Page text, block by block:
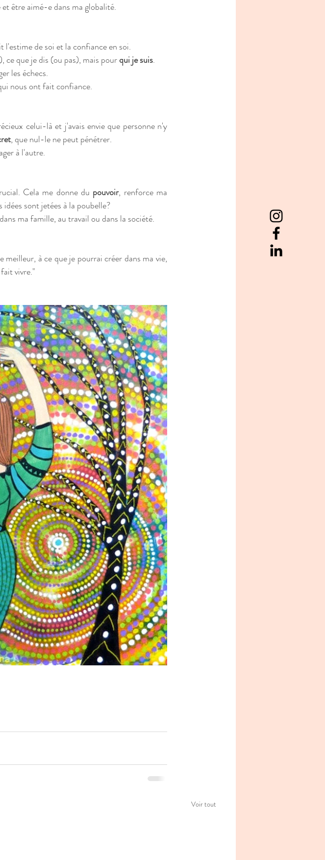
être aimé-e dans ma globalité.
l'estime de soi et la confiance en soi.
ce que je dis (ou pas), mais pour qui je suis.
les échecs.
nous ont fait confiance.
celui-là et j'avais envie que personne n'y
, que nul-le ne peut pénétrer.
à l'autre.
Cela me donne du pouvoir, renforce ma
sont jetées à la poubelle?
ma famille, au travail ou dans la société.
à ce que je pourrai créer dans ma vie,
vivre."
Voir tout